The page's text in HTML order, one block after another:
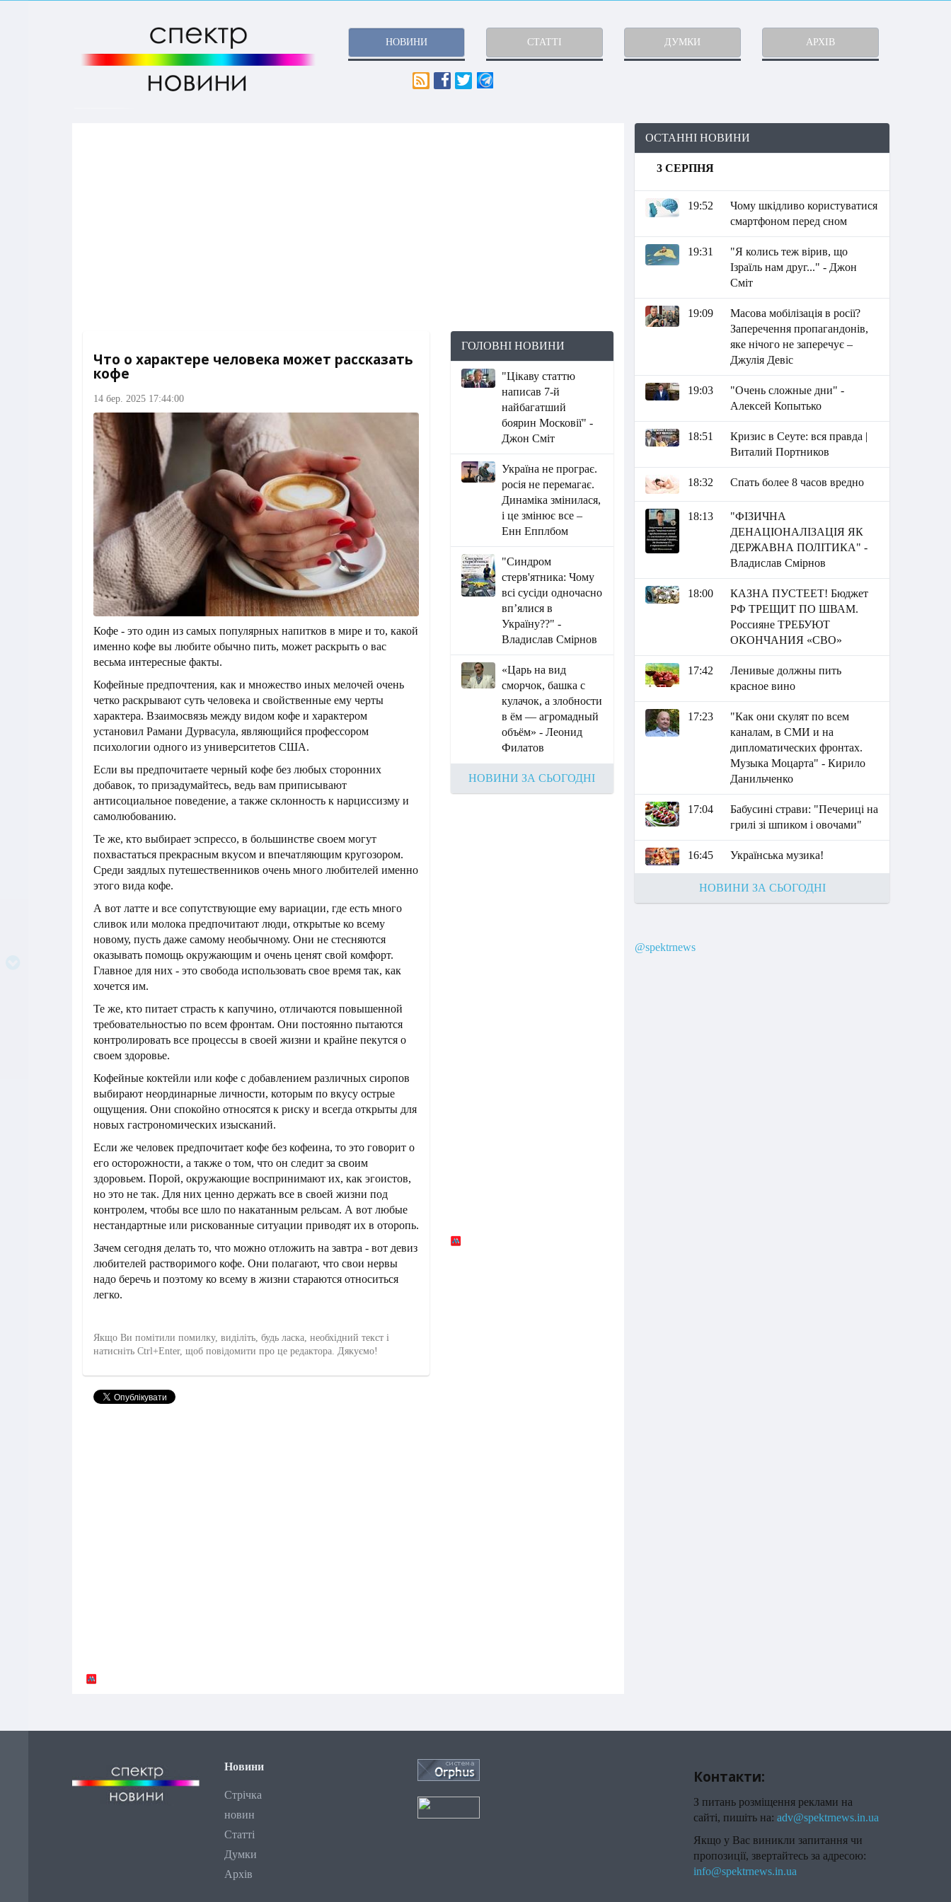
НОВИНИ СТАТТІ ДУМКИ АРХІВ
Что о характере человека может рассказать
кофе
14 бер. 2025 17:44:00
Кофе - это один из самых популярных напитков в мире и то, какой
именно кофе вы любите обычно пить, может раскрыть о вас
весьма интересные факты.
Кофейные предпочтения, как и множество иных мелочей очень
четко раскрывают суть человека и свойственные ему черты
характера. Взаимосвязь между видом кофе и характером
установил Рамани Дурвасула, являющийся профессором
психологии одного из университетов США.
Если вы предпочитаете черный кофе без любых сторонних
добавок, то призадумайтесь, ведь вам приписывают
антисоциальное поведение, а также склонность к нарциссизму и
самолюбованию.
Те же, кто выбирает эспрессо, в большинстве своем могут
похвастаться прекрасным вкусом и впечатляющим кругозором.
Среди заядлых путешественников очень много любителей именно
этого вида кофе.
А вот латте и все сопутствующие ему вариации, где есть много
сливок или молока предпочитают люди, открытые ко всему
новому, пусть даже самому необычному. Они не стесняются
оказывать помощь окружающим и очень ценят свой комфорт.
Главное для них - это свобода использовать свое время так, как
хочется им.
Те же, кто питает страсть к капучино, отличаются повышенной
требовательностью по всем фронтам. Они постоянно пытаются
контролировать все процессы в своей жизни и крайне пекутся о
своем здоровье.
Кофейные коктейли или кофе с добавлением различных сиропов
выбирают неординарные личности, которым по вкусу острые
ощущения. Они спокойно относятся к риску и всегда открыты для
новых гастрономических изысканий.
Если же человек предпочитает кофе без кофеина, то это говорит о
его осторожности, а также о том, что он следит за своим
здоровьем. Порой, окружающие воспринимают их, как эгоистов,
но это не так. Для них ценно держать все в своей жизни под
контролем, чтобы все шло по накатанным рельсам. А вот любые
нестандартные или рискованные ситуации приводят их в оторопь.
Зачем сегодня делать то, что можно отложить на завтра - вот девиз
любителей растворимого кофе. Они полагают, что свои нервы
надо беречь и поэтому ко всему в жизни стараются относиться
легко.
Якщо Ви помітили помилку, виділіть, будь ласка, необхідний текст і
натисніть Ctrl+Enter, щоб повідомити про це редактора. Дякуємо!
ГОЛОВНІ НОВИНИ
"Цікаву статтю
написав 7-й
найбагатший
боярин Московії" -
Джон Сміт
Україна не програє.
росія не перемагає.
Динаміка змінилася,
і це змінює все –
Енн Епплбом
"Синдром
стерв'ятника: Чому
всі сусіди одночасно
вп’ялися в
Україну??" -
Владислав Смірнов
«Царь на вид
сморчок, башка с
кулачок, а злобности
в ём — агромадный
объём» - Леонид
Филатов
НОВИНИ ЗА СЬОГОДНІ
ОСТАННІ НОВИНИ
3 СЕРПНЯ
19:52
Чому шкідливо користуватися
смартфоном перед сном
19:31
"Я колись теж вірив, що
Ізраїль нам друг..." - Джон
Сміт
19:09
Масова мобілізація в росії?
Заперечення пропагандонів,
яке нічого не заперечує –
Джулія Девіс
19:03
"Очень сложные дни" -
Алексей Копытько
18:51
Кризис в Сеуте: вся правда |
Виталий Портников
18:32 Спать более 8 часов вредно
18:13
"ФІЗИЧНА
ДЕНАЦІОНАЛІЗАЦІЯ ЯК
ДЕРЖАВНА ПОЛІТИКА" -
Владислав Смірнов
18:00
КАЗНА ПУСТЕЕТ! Бюджет
РФ ТРЕЩИТ ПО ШВАМ.
Россияне ТРЕБУЮТ
ОКОНЧАНИЯ «СВО»
17:42
Ленивые должны пить
красное вино
17:23
"Как они скулят по всем
каналам, в СМИ и на
дипломатических фронтах.
Музыка Моцарта" - Кирило
Данильченко
17:04
Бабусині страви: "Печериці на
грилі зі шпиком і овочами"
16:45 Українська музика!
НОВИНИ ЗА СЬОГОДНІ
@spektrnews
Новини
Стрічка
новин
Статті
Думки
Архів
Контакти:
З питань розміщення реклами на
сайті, пишіть на: adv@spektrnews.in.ua
Якщо у Вас виникли запитання чи
пропозиції, звертайтесь за адресою:
info@spektrnews.in.ua